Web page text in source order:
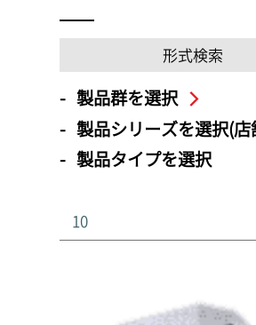
形式検索
製品群を選択
製品シリーズを選択(
製品タイプを選択